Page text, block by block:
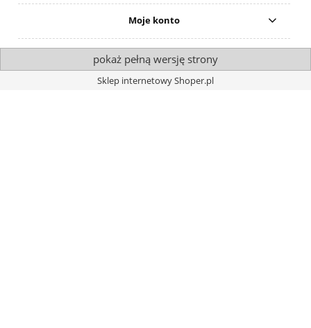
Moje konto
pokaż pełną wersję strony
Sklep internetowy Shoper.pl